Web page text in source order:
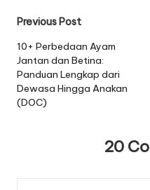
Post
navigation
Previous Post
10+ Perbedaan Ayam
Jantan dan Betina:
Panduan Lengkap dari
Dewasa Hingga Anakan
(DOC)
20